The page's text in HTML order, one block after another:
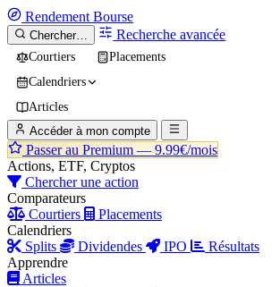
Rendement Bourse
Chercher… Recherche avancée
Courtiers
Placements
Calendriers
Articles
Accéder à mon compte
Passer au Premium — 9.99€/mois
Actions, ETF, Cryptos
Chercher une action
Comparateurs
Courtiers
Placements
Calendriers
Splits
Dividendes IPO
Résultats
Apprendre
Articles